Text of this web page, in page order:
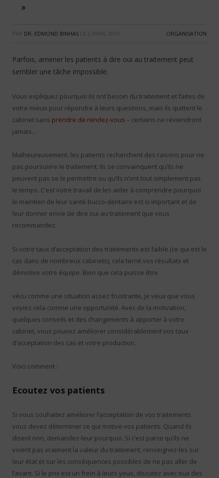
»
PAR DR. EDMOND BINHAS LE 2 AVRIL 2019 ORGANISATION
Parfois, amener les patients à dire oui au traitement peut
sembler une tâche impossible.
Vous expliquez pourquoi ils ont besoin du traitement et faites de
votre mieux pour répondre à leurs questions, mais ils quittent le
cabinet sans prendre de rendez-vous – certains ne reviendront
jamais…
Malheureusement, les patients recherchent des raisons pour ne
pas poursuivre le traitement. Ils se convainquent qu’ils ne
peuvent pas se le permettre ou qu’ils n’ont tout simplement pas
le temps. C’est votre travail de les aider à comprendre pourquoi
le maintien de leur santé bucco-dentaire est si important et de
leur donner envie de dire oui au traitement que vous
recommandez.
Si votre taux d’acceptation des traitements est faible (ce qui est le
cas dans de nombreux cabinets), cela ternit vos résultats et
démotive votre équipe. Bien que cela puisse être
vécu comme une situation assez frustrante, je veux que vous
voyiez cela comme une opportunité. Avec de la motivation,
quelques conseils et des changements à apporter à votre
cabinet, vous pouvez améliorer considérablement vos taux
d’acceptation des cas et votre production.
Voici comment :
Ecoutez vos patients
Si vous souhaitez améliorer l’acceptation de vos traitements
vous devez déterminer ce qui motive vos patients. Quand ils
disent non, demandez-leur pourquoi. Si c’est parce qu’ils ne
voient pas vraiment la valeur du traitement, renseignez-les sur
leur état et sur les conséquences possibles de ne pas aller de
l’avant. Si le prix est un frein à leurs yeux, discutez avec eux des